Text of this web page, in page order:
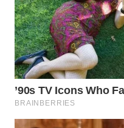
WN
BINJAI
WN
CIREBON
WN
INDRAMAYU